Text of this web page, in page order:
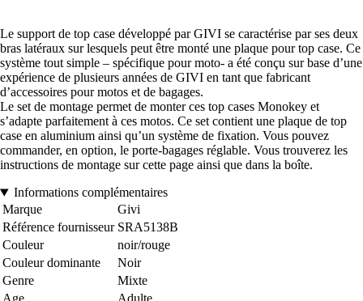
Le support de top case développé par GIVI se caractérise par ses deux
bras latéraux sur lesquels peut être monté une plaque pour top case. Ce
système tout simple – spécifique pour moto- a été conçu sur base d’une
expérience de plusieurs années de GIVI en tant que fabricant
d’accessoires pour motos et de bagages.
Le set de montage permet de monter ces top cases Monokey et
s’adapte parfaitement à ces motos. Ce set contient une plaque de top
case en aluminium ainsi qu’un système de fixation. Vous pouvez
commander, en option, le porte-bagages réglable. Vous trouverez les
instructions de montage sur cette page ainsi que dans la boîte.
Informations complémentaires
Marque
Givi
Référence fournisseur SRA5138B
Couleur
noir/rouge
Couleur dominante
Noir
Genre
Mixte